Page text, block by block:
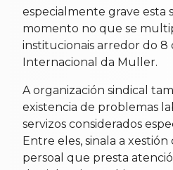
especialmente grave esta
momento no que se
institucionais arredor do 8
Internacional da Muller.
A organización sindical
existencia de problemas
servizos considerados
Entre eles, sinala a xestión
persoal que presta